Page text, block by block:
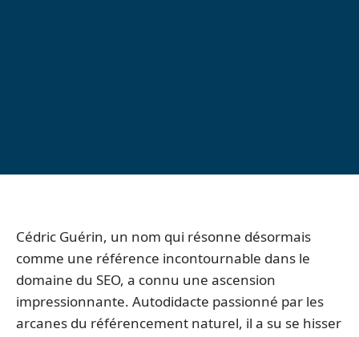
Cédric Guérin, un nom qui résonne désormais
comme une référence incontournable dans le
domaine du SEO, a connu une ascension
impressionnante. Autodidacte passionné par les
arcanes du référencement naturel, il a su se hisser